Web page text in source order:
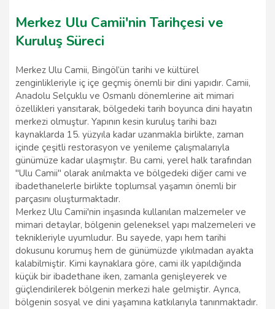
Merkez Ulu Camii'nin Tarihçesi ve
Kuruluş Süreci
Merkez Ulu Camii, Bingöl’ün tarihi ve kültürel
zenginlikleriyle iç içe geçmiş önemli bir dini yapıdır. Camii,
Anadolu Selçuklu ve Osmanlı dönemlerine ait mimari
özellikleri yansıtarak, bölgedeki tarih boyunca dini hayatın
merkezi olmuştur. Yapının kesin kuruluş tarihi bazı
kaynaklarda 15. yüzyıla kadar uzanmakla birlikte, zaman
içinde çeşitli restorasyon ve yenileme çalışmalarıyla
günümüze kadar ulaşmıştır. Bu cami, yerel halk tarafından
"Ulu Camii" olarak anılmakta ve bölgedeki diğer cami ve
ibadethanelerle birlikte toplumsal yaşamın önemli bir
parçasını oluşturmaktadır.
Merkez Ulu Camii'nin inşasında kullanılan malzemeler ve
mimari detaylar, bölgenin geleneksel yapı malzemeleri ve
teknikleriyle uyumludur. Bu sayede, yapı hem tarihi
dokusunu korumuş hem de günümüzde yıkılmadan ayakta
kalabilmiştir. Kimi kaynaklara göre, cami ilk yapıldığında
küçük bir ibadethane iken, zamanla genişleyerek ve
güçlendirilerek bölgenin merkezi hale gelmiştir. Ayrıca,
bölgenin sosyal ve dini yaşamına katkılarıyla tanınmaktadır.